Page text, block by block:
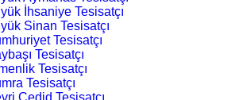
İhsaniye Tesisatçı
Sinan Tesisatçı
Tesisatçı
Tesisatçı
Tesisatçı
Tesisatçı